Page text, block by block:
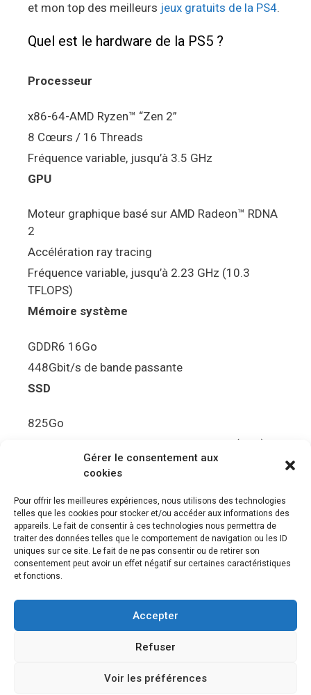
Gérer le consentement aux
cookies
Pour offrir les meilleures expériences, nous utilisons des technologies
telles que les cookies pour stocker et/ou accéder aux informations des
appareils. Le fait de consentir à ces technologies nous permettra de
traiter des données telles que le comportement de navigation ou les ID
uniques sur ce site. Le fait de ne pas consentir ou de retirer son
consentement peut avoir un effet négatif sur certaines caractéristiques
et fonctions.
Accepter
Refuser
Voir les préférences
et mon top des meilleurs jeux gratuits de la PS4.
Quel est le hardware de la PS5 ?
Processeur
x86-64-AMD Ryzen™ “Zen 2”
8 Cœurs / 16 Threads
Fréquence variable, jusqu’à 3.5 GHz
GPU
Moteur graphique basé sur AMD Radeon™ RDNA
2
Accélération ray tracing
Fréquence variable, jusqu’à 2.23 GHz (10.3
TFLOPS)
Mémoire système
GDDR6 16Go
448Gbit/s de bande passante
SSD
825Go
5.5Gbit/s de bande passante en lecture (Brut)
Disque de jeu PS5
Ultra HD Blu-ray™, jusqu’à 100Go/disque
Sortie vidéo
Compatibilité avec les téléviseurs 4K 120Hz et
8K, VRR (spécification HDMI v. 2.1)
“Tempest” 3D AudioTec